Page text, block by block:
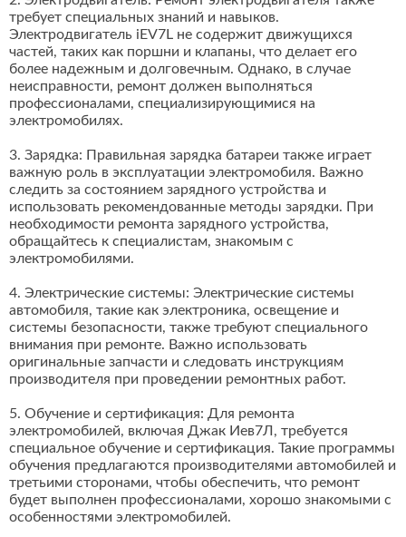
требует специальных знаний и навыков.
Электродвигатель iEV7L не содержит движущихся
частей, таких как поршни и клапаны, что делает его
более надежным и долговечным. Однако, в случае
неисправности, ремонт должен выполняться
профессионалами, специализирующимися на
электромобилях.
3. Зарядка: Правильная зарядка батареи также играет
важную роль в эксплуатации электромобиля. Важно
следить за состоянием зарядного устройства и
использовать рекомендованные методы зарядки. При
необходимости ремонта зарядного устройства,
обращайтесь к специалистам, знакомым с
электромобилями.
4. Электрические системы: Электрические системы
автомобиля, такие как электроника, освещение и
системы безопасности, также требуют специального
внимания при ремонте. Важно использовать
оригинальные запчасти и следовать инструкциям
производителя при проведении ремонтных работ.
5. Обучение и сертификация: Для ремонта
электромобилей, включая Джак Иев7Л, требуется
специальное обучение и сертификация. Такие программы
обучения предлагаются производителями автомобилей и
третьими сторонами, чтобы обеспечить, что ремонт
будет выполнен профессионалами, хорошо знакомыми с
особенностями электромобилей.